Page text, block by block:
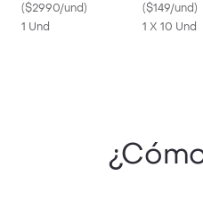
($2990/und)
1 Und
Solapa
($149/und)
1 X 10 Und